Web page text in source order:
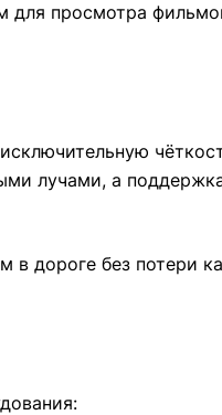
для просмотра
лучами, а
дороге без потери